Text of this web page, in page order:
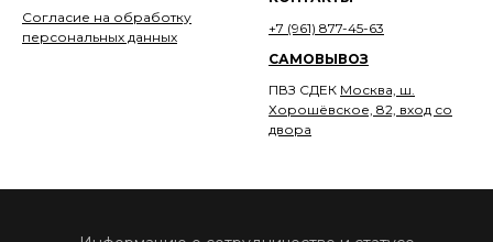
Согласие на обработку
персональных данных
+7 (961) 877-45-63
САМОВЫВОЗ
ПВЗ СДЕК Москва, ш.
Хорошёвское, 82, вход со
двора